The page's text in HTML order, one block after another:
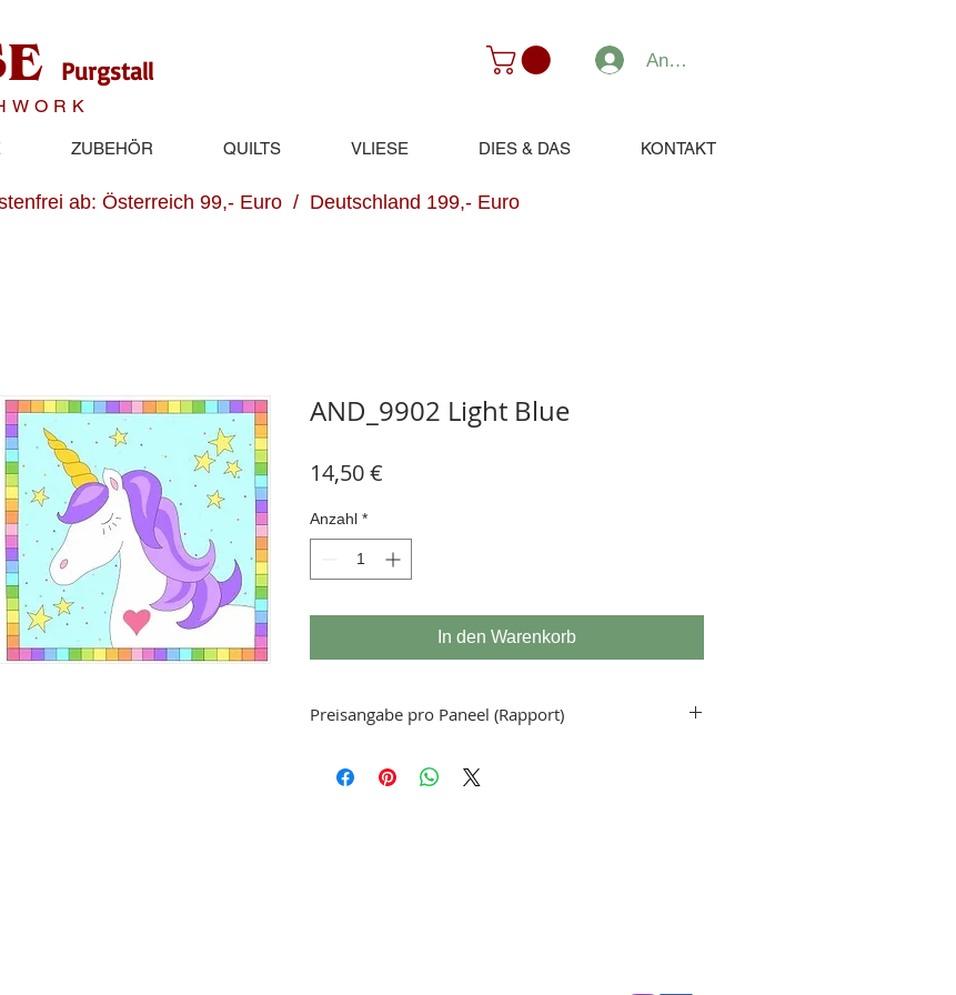
Purgstall Anmelden
ZUBEHÖR QUILTS VLIESE DIES & DAS KONTAKT
ab: Österreich 99,- Euro / Deutschland 199,- Euro
AND_9902 Light Blue
14,50 €
Anzahl *
In den Warenkorb
Preisangabe pro Paneel (Rapport)
Anzahl 1 Paneel (Rapport) = 50 cm